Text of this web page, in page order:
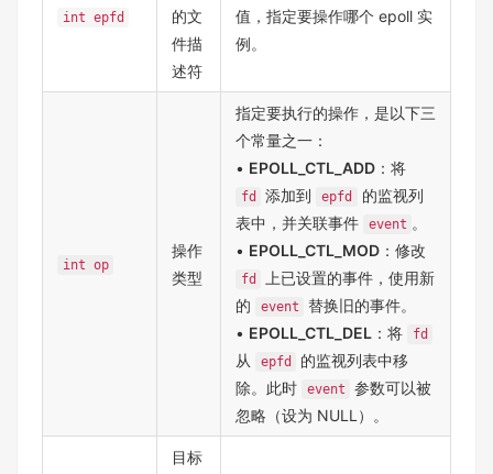
int epfd
的文
件描
述符
值，指定要操作哪个 epoll 实
例。
int op
操作
类型
指定要执行的操作，是以下三
个常量之一：
• EPOLL_CTL_ADD ：将
fd 添加到 epfd
的监视列
表中，并关联事件
event 。
• EPOLL_CTL_MOD ：修改
fd
上已设置的事件，使用新
的
event
替换旧的事件。
• EPOLL_CTL_DEL ：将 fd
从 epfd
的监视列表中移
除。此时
event
参数可以被
忽略（设为 NULL）。
目标